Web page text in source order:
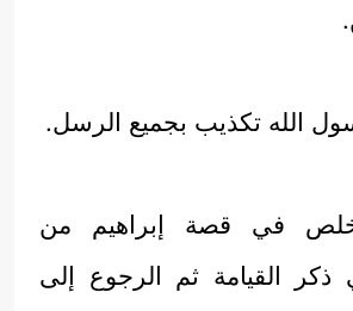
الله تكذيب بجميع الرسل.
في قصة إبراهيم من
ذكر القيامة ثم الرجوع إلى